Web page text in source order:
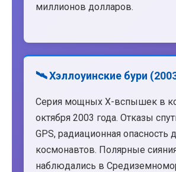
миллионов долларов.
🛰️ Хэллоуинские бури
Серия мощных X-вспышек в
октября 2003 года. Отказы
GPS, радиационная опасность
космонавтов. Полярные
наблюдались в